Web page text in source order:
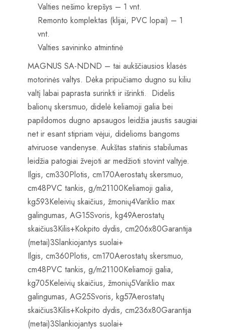
Valties nešimo krepšys – 1 vnt.
Remonto komplektas (klijai, PVC lopai) – 1
vnt.
Valties savininko atmintinė
MAGNUS SA-NDND – tai aukščiausios klasės
motorinės valtys. Dėka pripučiamo dugno su kiliu
valtį labai paprasta surinkti ir išrinkti. Didelis
balionų skersmuo, didelė keliamoji galia bei
papildomos dugno apsaugos leidžia jaustis saugiai
net ir esant stipriam vėjui, didelioms bangoms
atviruose vandenyse. Aukštas statinis stabilumas
leidžia patogiai žvejoti ar medžioti stovint valtyje.
Ilgis, cm330Plotis, cm170Aerostatų skersmuo,
cm48PVC tankis, g/m21100Keliamoji galia,
kg593Keleivių skaičius, žmonių4Variklio max
galingumas, AG15Svoris, kg49Aerostatų
skaičius3Kilis+Kokpito dydis, cm206x80Garantija
(metai)3Slankiojantys suolai+
Ilgis, cm360Plotis, cm170Aerostatų skersmuo,
cm48PVC tankis, g/m21100Keliamoji galia,
kg705Keleivių skaičius, žmonių5Variklio max
galingumas, AG25Svoris, kg57Aerostatų
skaičius3Kilis+Kokpito dydis, cm236x80Garantija
(metai)3Slankiojantys suolai+